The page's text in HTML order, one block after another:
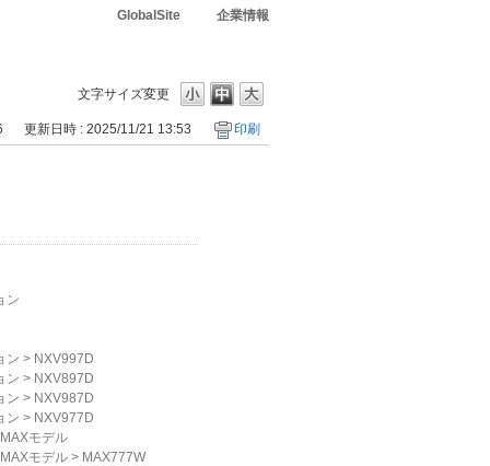
GlobalSite 企業情報
文字サイズ変更
更新日時 : 2025/11/21 13:53 印刷
ン
ン > NXV997D
ン > NXV897D
ン > NXV987D
ン > NXV977D
MAXモデル
MAXモデル > MAX777W